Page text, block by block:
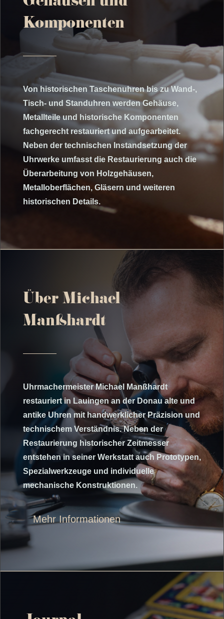
Komponenten
Von historischen Taschenuhren bis zu Wand-,
Tisch- und Standuhren werden Gehäuse,
Metallteile und historische Komponenten
fachgerecht restauriert und aufgearbeitet.
Neben der technischen Instandsetzung der
Uhrwerke umfasst die Restaurierung auch die
Überarbeitung von Holzgehäusen,
Metalloberflächen, Gläsern und weiteren
historischen Details.
Über Michael
Manßhardt
Uhrmachermeister Michael Manßhardt
restauriert in Lauingen an der Donau alte und
antike Uhren mit handwerklicher Präzision und
technischem Verständnis. Neben der
Restaurierung historischer Zeitmesser
entstehen in seiner Werkstatt auch Prototypen,
Spezialwerkzeuge und individuelle
mechanische Konstruktionen.
Mehr Informationen